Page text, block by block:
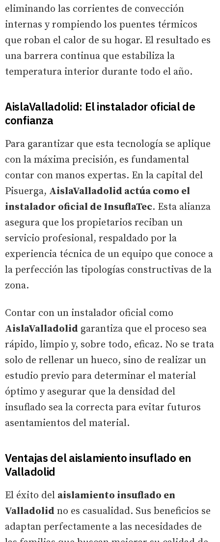
eliminando las corrientes de convección
internas y rompiendo los puentes térmicos
que roban el calor de su hogar. El resultado es
una barrera continua que estabiliza la
temperatura interior durante todo el año.
AislaValladolid: El instalador oficial de
confianza
Para garantizar que esta tecnología se aplique
con la máxima precisión, es fundamental
contar con manos expertas. En la capital del
Pisuerga, AislaValladolid actúa como el
instalador oficial de InsuflaTec. Esta alianza
asegura que los propietarios reciban un
servicio profesional, respaldado por la
experiencia técnica de un equipo que conoce a
la perfección las tipologías constructivas de la
zona.
Contar con un instalador oficial como
AislaValladolid garantiza que el proceso sea
rápido, limpio y, sobre todo, eficaz. No se trata
solo de rellenar un hueco, sino de realizar un
estudio previo para determinar el material
óptimo y asegurar que la densidad del
insuflado sea la correcta para evitar futuros
asentamientos del material.
Ventajas del aislamiento insuflado en
Valladolid
El éxito del aislamiento insuflado en
Valladolid no es casualidad. Sus beneficios se
adaptan perfectamente a las necesidades de